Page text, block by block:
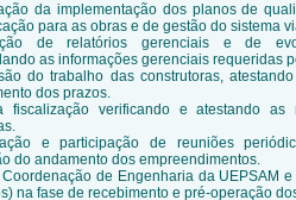
da implementação dos planos de
para as obras e de gestão do sistema
de relatórios gerenciais e de
as informações gerenciais requeridas
do trabalho das construtoras,
dos prazos.
fiscalização verificando e atestando as
e participação de reuniões
do andamento dos empreendimentos.
de Engenharia da UEPSAM
na fase de recebimento e pré-operação